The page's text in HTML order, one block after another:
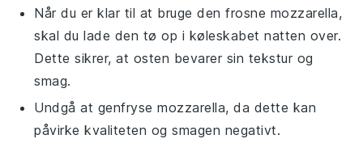
Når du er klar til at bruge den frosne mozzarella,
skal du lade den tø op i køleskabet natten over.
Dette sikrer, at osten bevarer sin tekstur og
smag.
Undgå at genfrysemozzarella, da dette kan
påvirke kvaliteten og smagen negativt.